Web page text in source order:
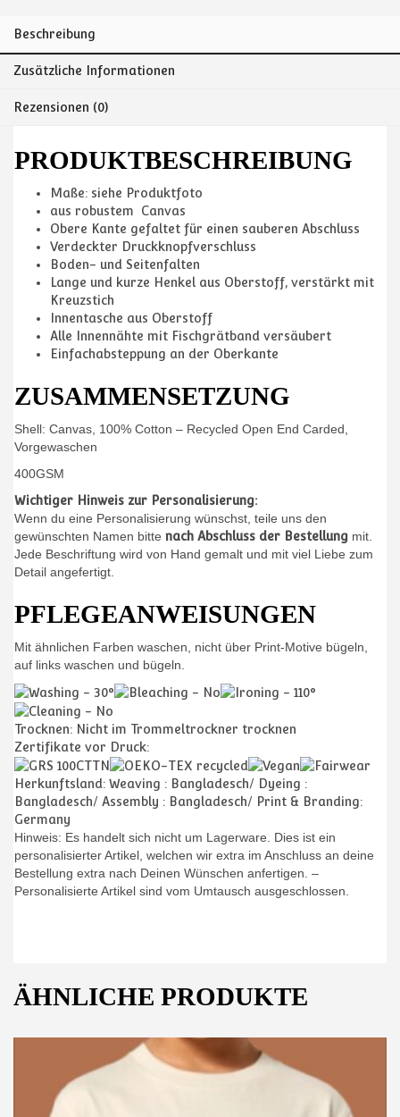
Beschreibung
Zusätzliche Informationen
Rezensionen (0)
PRODUKTBESCHREIBUNG
Maße: siehe Produktfoto
aus robustem Canvas
Obere Kante gefaltet für einen sauberen Abschluss
Verdeckter Druckknopfverschluss
Boden- und Seitenfalten
Lange und kurze Henkel aus Oberstoff, verstärkt mit
Kreuzstich
Innentasche aus Oberstoff
Alle Innennähte mit Fischgrätband versäubert
Einfachabsteppung an der Oberkante
ZUSAMMENSETZUNG
Shell: Canvas, 100% Cotton – Recycled Open End Carded,
Vorgewaschen
400GSM
Wichtiger Hinweis zur Personalisierung:
Wenn du eine Personalisierung wünschst, teile uns den
gewünschten Namen bitte nach Abschluss der Bestellung mit.
Jede Beschriftung wird von Hand gemalt und mit viel Liebe zum
Detail angefertigt.
PFLEGEANWEISUNGEN
Mit ähnlichen Farben waschen, nicht über Print-Motive bügeln,
auf links waschen und bügeln.
Trocknen: Nicht im Trommeltrockner trocknen
Zertifikate vor Druck:
Herkunftsland: Weaving : Bangladesch/ Dyeing :
Bangladesch/ Assembly : Bangladesch/ Print & Branding:
Germany
Hinweis: Es handelt sich nicht um Lagerware. Dies ist ein
personalisierter Artikel, welchen wir extra im Anschluss an deine
Bestellung extra nach Deinen Wünschen anfertigen. –
Personalisierte Artikel sind vom Umtausch ausgeschlossen.
ÄHNLICHE PRODUKTE